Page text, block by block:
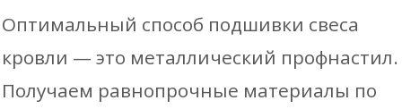
Оптимальный способ подшивки свеса
кровли — это металлический профнастил.
Получаем равнопрочные материалы по